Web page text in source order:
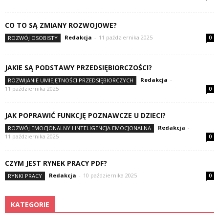
CO TO SĄ ZMIANY ROZWOJOWE?
ROZWÓJ OSOBISTY Redakcja - 11 października 2025 0
JAKIE SĄ PODSTAWY PRZEDSIĘBIORCZOŚCI?
ROZWIJANIE UMIEJĘTNOŚCI PRZEDSIĘBIORCZYCH Redakcja -
11 października 2025
0
JAK POPRAWIĆ FUNKCJĘ POZNAWCZE U DZIECI?
ROZWÓJ EMOCJONALNY I INTELIGENCJA EMOCJONALNA Redakcja -
11 października 2025
0
CZYM JEST RYNEK PRACY PDF?
RYNKI PRACY Redakcja - 10 października 2025 0
KATEGORIE